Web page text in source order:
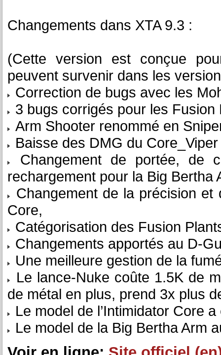
Changements dans XTA 9.3 :
(Cette version est conçue
peuvent survenir dans les
Correction de bugs avec les
3 bugs corrigés pour les Fusion
Arm Shooter renommé en
Baisse des DMG du
Changement de portée,
rechargement pour la Big Bertha
Changement de la précision et
Core,
Catégorisation des Fusion
Changements apportés au D-
Une meilleure gestion de la
Le lance-Nuke coûte 1.5K de
de métal en plus, prend 3x plus
Le model de l’Intimidator Core
Le model de la Big Bertha Arm